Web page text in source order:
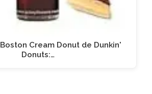
Cream Donut de Dunkin'
Donuts:…